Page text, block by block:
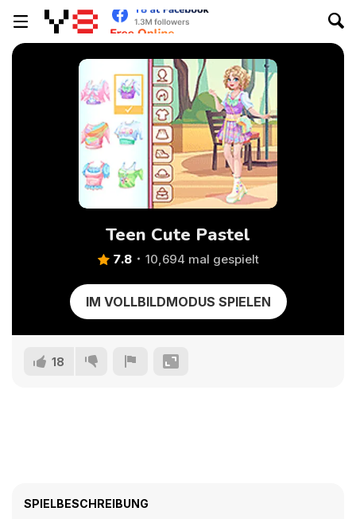
Teen Cute Pastel
7.8 10,694 mal gespielt
IM VOLLBILDMODUS SPIELEN
18
SPIELBESCHREIBUNG